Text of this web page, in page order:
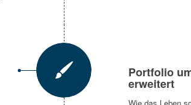
Portfolio
erweitert